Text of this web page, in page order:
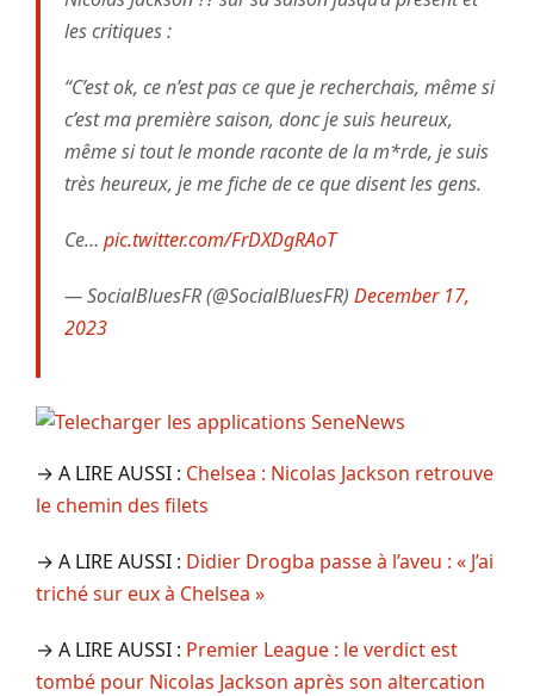
les critiques :
“C’est ok, ce n’est pas ce que je recherchais, même si
c’est ma première saison, donc je suis heureux,
même si tout le monde raconte de la m*rde, je suis
très heureux, je me fiche de ce que disent les gens.
Ce… pic.twitter.com/FrDXDgRAoT
— SocialBluesFR (@SocialBluesFR) December 17,
2023
→ A LIRE AUSSI : Chelsea : Nicolas Jackson retrouve
le chemin des filets
→ A LIRE AUSSI : Didier Drogba passe à l’aveu : « J’ai
triché sur eux à Chelsea »
→ A LIRE AUSSI : Premier League : le verdict est
tombé pour Nicolas Jackson après son altercation